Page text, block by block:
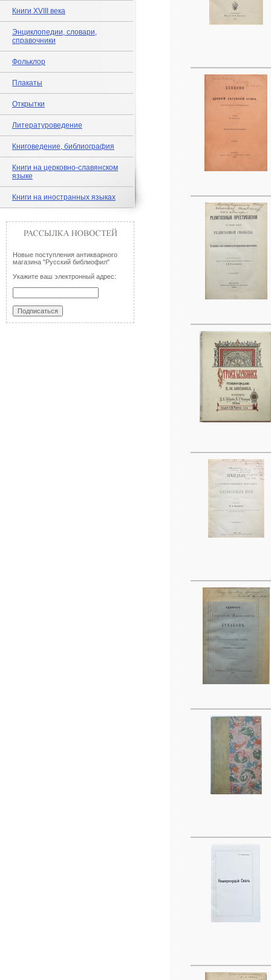
Книги XVIII века
Энциклопедии, словари,
справочники
Фольклор
Плакаты
Открытки
Литературоведение
Книговедение, библиография
Книги на церковно-славянском
языке
Книги на иностранных языках
Новые поступления антикварного
магазина "Русский библиофил"
Укажите ваш электронный адрес: